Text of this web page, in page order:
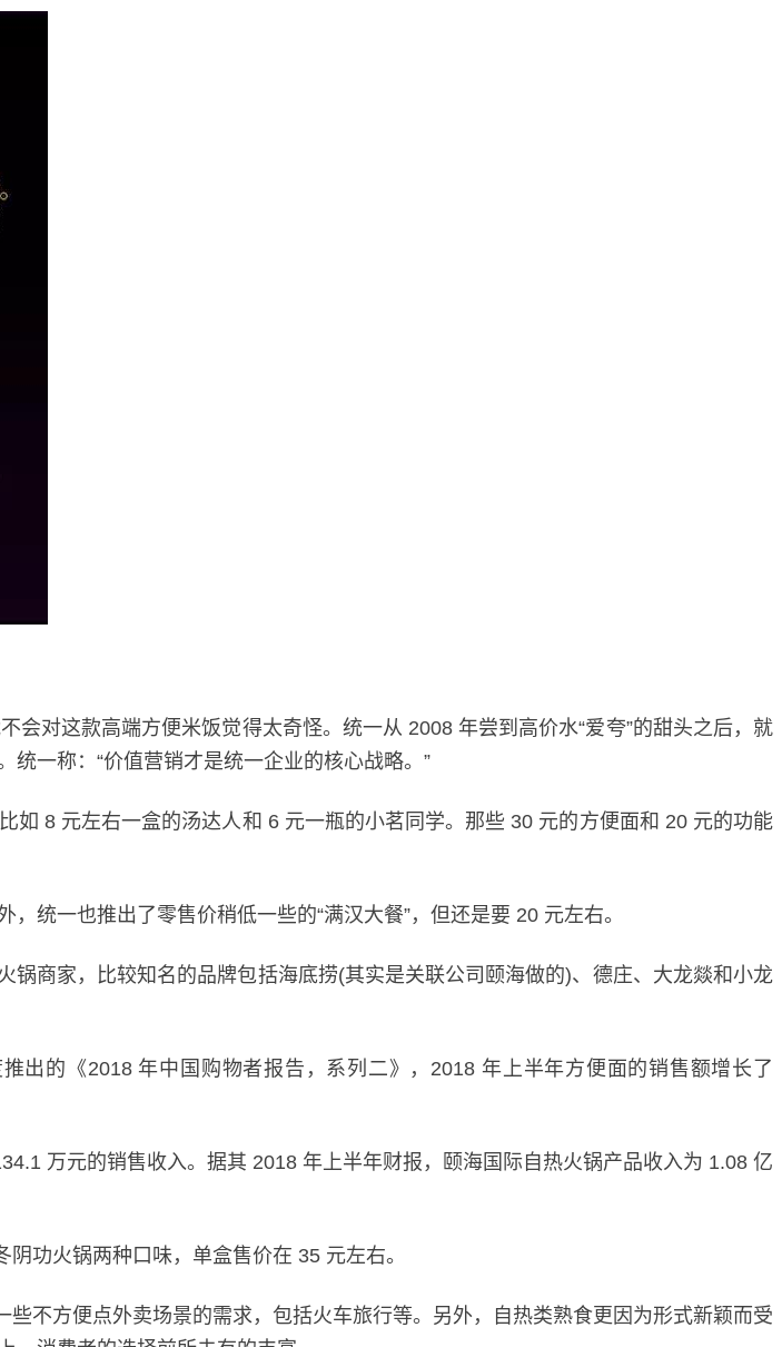
会对这款高端方便米饭觉得太奇怪。统一从 2008 年尝到高价水“爱夸”的甜头之后，就
一称：“价值营销才是统一企业的核心战略。”
8 元左右一盒的汤达人和 6 元一瓶的小茗同学。那些 30 元的方便面和 20 元的功能
统一也推出了零售价稍低一些的“满汉大餐”，但还是要 20 元左右。
商家，比较知名的品牌包括海底捞(其实是关联公司颐海做的)、德庄、大龙燚和小龙
出的《2018 年中国购物者报告，系列二》，2018 年上半年方便面的销售额增长了
万元的销售收入。据其 2018 年上半年财报，颐海国际自热火锅产品收入为 1.08 亿
功火锅两种口味，单盒售价在 35 元左右。
不方便点外卖场景的需求，包括火车旅行等。另外，自热类熟食更因为形式新颖而受